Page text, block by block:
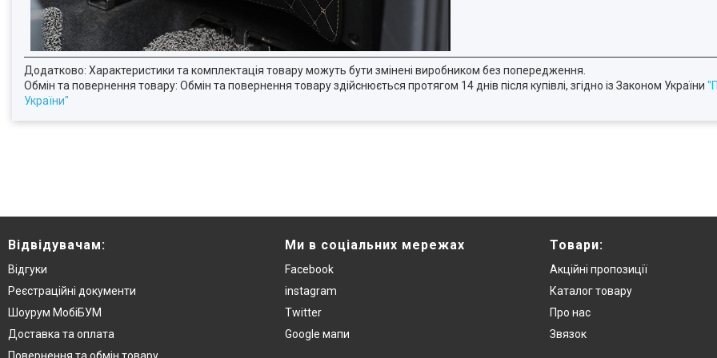
Додатково: Характеристики та комплектація товару можуть бути змінені виробником без попередження.
Обмін та повернення товару: Обмін та повернення товару здійснюється протягом 14 днів після купівлі, згідно із Законом України
України"
Відвідувачам:
Відгуки
Реєстраційні документи
Шоурум МобіБУМ
Доставка та оплата
Ми в соціальних мережах
Facebook
instagram
Twitter
Google мапи
Товари:
Акційні пропозиції
Каталог товару
Про нас
Звязок